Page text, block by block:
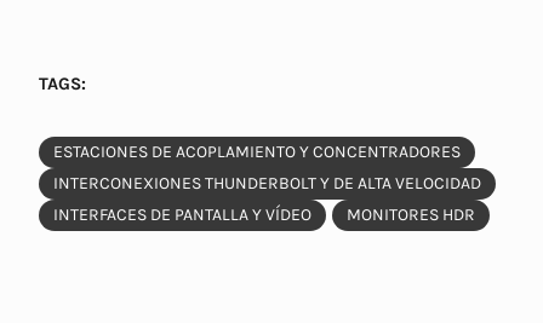
TAGS:
ESTACIONES DE ACOPLAMIENTO Y CONCENTRADORES
INTERCONEXIONES THUNDERBOLT Y DE ALTA VELOCIDAD
INTERFACES DE PANTALLA Y VÍDEO
MONITORES HDR